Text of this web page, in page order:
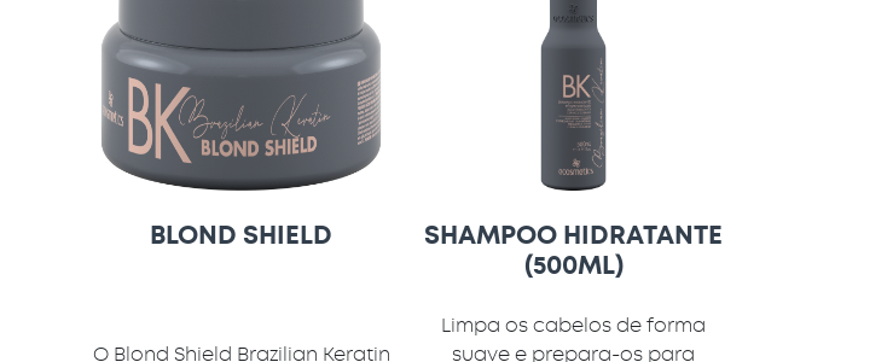
BLOND SHIELD
O Blond Shield Brazilian Keratin
SHAMPOO HIDRATANTE
(500ML)
Limpa os cabelos de forma
suave e prepara-os para